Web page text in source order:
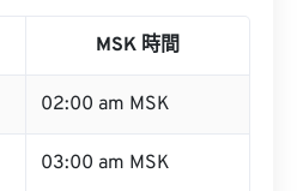
MSK 時間
02:00 am MSK
03:00 am MSK